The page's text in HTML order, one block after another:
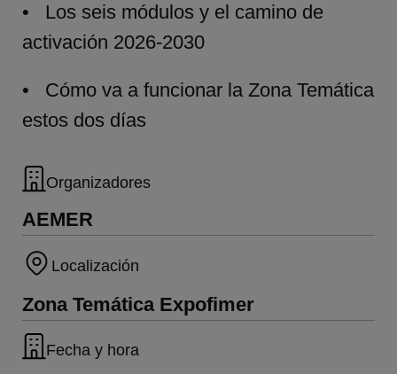
• Los seis módulos y el camino de
activación 2026-2030
• Cómo va a funcionar la Zona Temática
estos dos días
Organizadores
AEMER
Localización
Zona Temática Expofimer
Fecha y hora